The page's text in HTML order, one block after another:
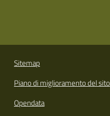
Sitemap
Piano di miglioramento del sito
Opendata